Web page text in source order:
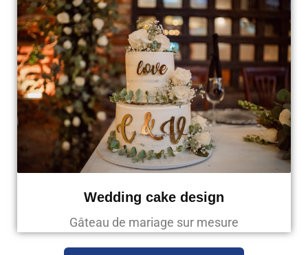
Wedding cake design
Gâteau de mariage sur mesure